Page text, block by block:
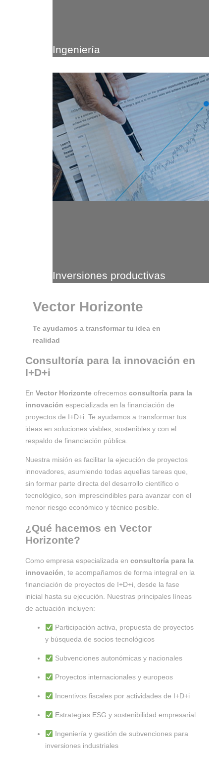
Ingeniería
Inversiones productivas
Vector Horizonte
Te ayudamos a transformar tu idea en
realidad
Consultoría para la innovación en
I+D+i
EnVector Horizonte ofrecemosconsultoría para la
innovación especializada en la financiación de
proyectos de I+D+i. Te ayudamos a transformar tus
ideas en soluciones viables, sostenibles y con el
respaldo de financiación pública.
Nuestra misión es facilitar la ejecución de proyectos
innovadores, asumiendo todas aquellas tareas que,
sin formar parte directa del desarrollo científico o
tecnológico, son imprescindibles para avanzar con el
menor riesgo económico y técnico posible.
¿Qué hacemos en Vector
Horizonte?
Como empresa especializada enconsultoría para la
innovación, te acompañamos de forma integral en la
financiación de proyectos de I+D+i, desde la fase
inicial hasta su ejecución. Nuestras principales líneas
de actuación incluyen:
Participación activa, propuesta de proyectos
y búsqueda de socios tecnológicos
Subvenciones autonómicas y nacionales
Proyectos internacionales y europeos
Incentivos fiscales por actividades de I+D+i
Estrategias ESG y sostenibilidad empresarial
Ingeniería y gestión de subvenciones para
inversiones industriales